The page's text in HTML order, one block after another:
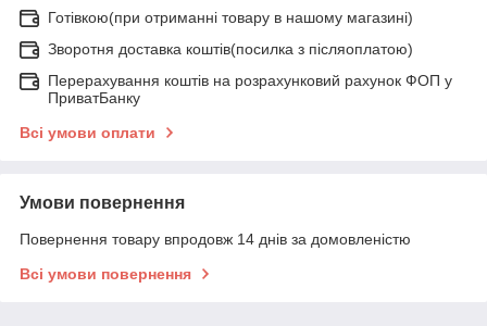
Готівкою(при отриманні товару в нашому магазині)
Зворотня доставка коштів(посилка з післяоплатою)
Перерахування коштів на розрахунковий рахунок ФОП у
ПриватБанку
Всі умови оплати
Умови повернення
Повернення товару впродовж 14 днів за домовленістю
Всі умови повернення